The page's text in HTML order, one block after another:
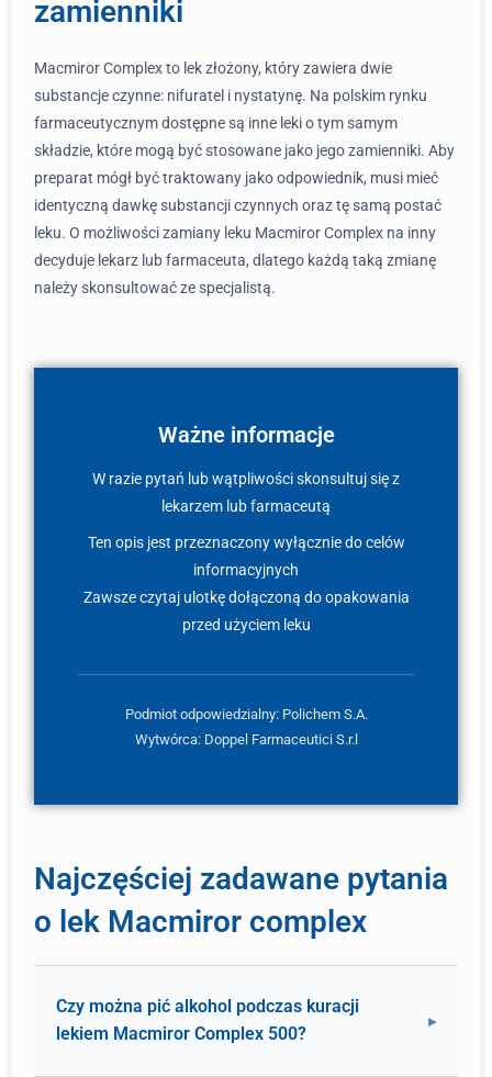
zamienniki
Macmiror Complex to lek złożony, który zawiera dwie
substancje czynne: nifuratel i nystatynę. Na polskim rynku
farmaceutycznym dostępne są inne leki o tym samym
składzie, które mogą być stosowane jako jego zamienniki. Aby
preparat mógł być traktowany jako odpowiednik, musi mieć
identyczną dawkę substancji czynnych oraz tę samą postać
leku. O możliwości zamiany leku Macmiror Complex na inny
decyduje lekarz lub farmaceuta, dlatego każdą taką zmianę
należy skonsultować ze specjalistą.
Ważne informacje
W razie pytań lub wątpliwości skonsultuj się z
lekarzem lub farmaceutą
Ten opis jest przeznaczony wyłącznie do celów
informacyjnych
Zawsze czytaj ulotkę dołączoną do opakowania
przed użyciem leku
Podmiot odpowiedzialny: Polichem S.A.
Wytwórca: Doppel Farmaceutici S.r.l
Najczęściej zadawane pytania
o lek Macmiror complex
Czy można pić alkohol podczas kuracji
lekiem Macmiror Complex 500?